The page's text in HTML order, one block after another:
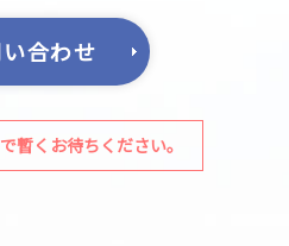
合わせ
暫くお待ちください。